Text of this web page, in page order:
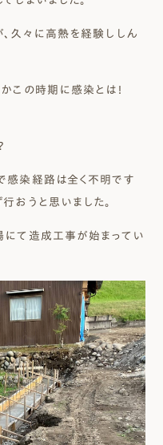
久々に高熱を経験ししん
かこの時期に感染とは！
感染経路は全く不明です
おうと思いました。
にて造成工事が始まってい